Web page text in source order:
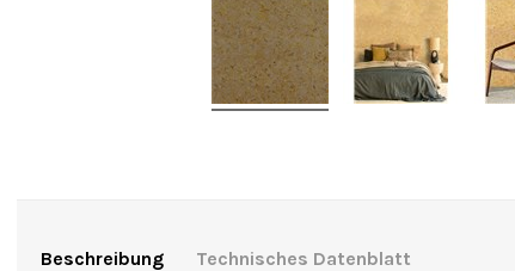
Beschreibung Technisches Datenblatt